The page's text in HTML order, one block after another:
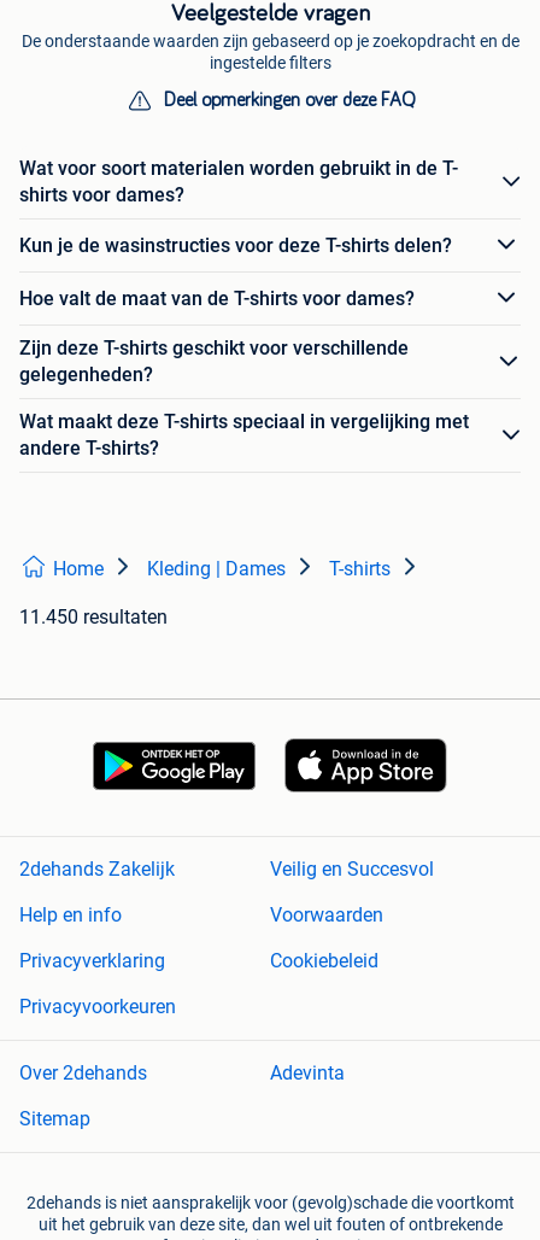
Veelgestelde vragen
De onderstaande waarden zijn gebaseerd op je zoekopdracht en de
ingestelde filters
Deel opmerkingen over deze FAQ
Wat voor soort materialen worden gebruikt in de T-
shirts voor dames?
Kun je de wasinstructies voor deze T-shirts delen?
Hoe valt de maat van de T-shirts voor dames?
Zijn deze T-shirts geschikt voor verschillende
gelegenheden?
Wat maakt deze T-shirts speciaal in vergelijking met
andere T-shirts?
Home Kleding | Dames T-shirts
11.450 resultaten
2dehands Zakelijk
Veilig en Succesvol
Help en info
Voorwaarden
Privacyverklaring
Cookiebeleid
Privacyvoorkeuren
Over 2dehands
Adevinta
Sitemap
2dehands is niet aansprakelijk voor (gevolg)schade die voortkomt
uit het gebruik van deze site, dan wel uit fouten of ontbrekende